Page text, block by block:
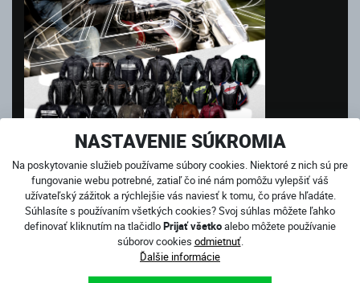
NASTAVENIE SÚKROMIA
Na poskytovanie služieb používame súbory cookies. Niektoré z nich sú pre
fungovanie webu potrebné, zatiaľ čo iné nám pomôžu vylepšiť váš
užívateľský zážitok a rýchlejšie vás naviesť k tomu, čo práve hľadáte.
Súhlasíte s používaním všetkých cookies? Svoj súhlas môžete ľahko
definovať kliknutím na tlačidloPrijať všetkoalebo môžete používanie
súborov cookies odmietnuť.
Ďalšie informácie
Kevlarové rifle